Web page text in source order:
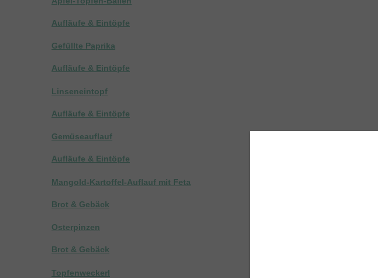
Aufläufe & Eintöpfe
Gefüllte Paprika
Aufläufe & Eintöpfe
Linseneintopf
Aufläufe & Eintöpfe
Gemüseauflauf
Aufläufe & Eintöpfe
Mangold-Kartoffel-Auflauf mit Feta
Brot & Gebäck
Osterpinzen
Brot & Gebäck
Topfenweckerl